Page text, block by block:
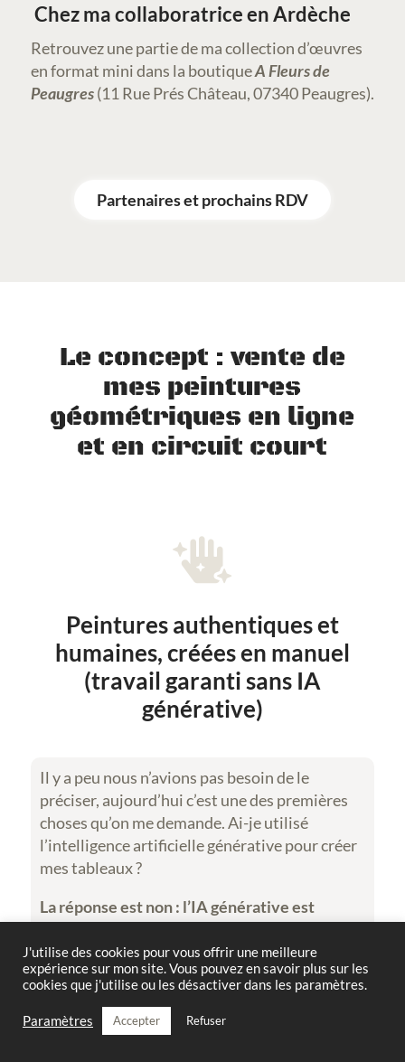
Chez ma collaboratrice en Ardèche
Retrouvez une partie de ma collection d’œuvres
en format mini dans la boutiqueA Fleurs de
Peaugres(11 Rue Prés Château, 07340 Peaugres).
Partenaires et prochains RDV
Le concept : vente de
mes peintures
géométriques en ligne
et en circuit court

Peintures authentiques et
humaines, créées en manuel
(travail garanti sans IA
générative)
Il y a peu nous n’avions pas besoin de le
préciser, aujourd’hui c’est une des premières
choses qu’on me demande. Ai-je utilisé
l’intelligence artificielle générative pour créer
mes tableaux ?
La réponse est non : l’IA générative est
totalement exclue de mon processus créatif,
je refuse de l’utiliser afin de préserver ma
créativité et l’authenticité de mes œuvres. Je
trace chaque forme avec mes petite mains
humaines, puis je les colore une à une, et enfin
j’en aligne les sommets, toujours
J'utilise des cookies pour vous offrir une meilleure
expérience sur mon site. Vous pouvez en savoir plus sur les
cookies que j'utilise ou les désactiver dans les paramètres.
Paramètres Accepter Refuser